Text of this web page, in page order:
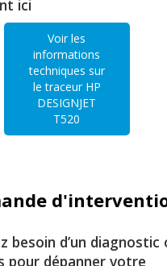
ici
Voir les
informations
techniques sur
le traceur HP
DESIGNJET
T520
besoin d’un diagnostic
pour dépanner votre